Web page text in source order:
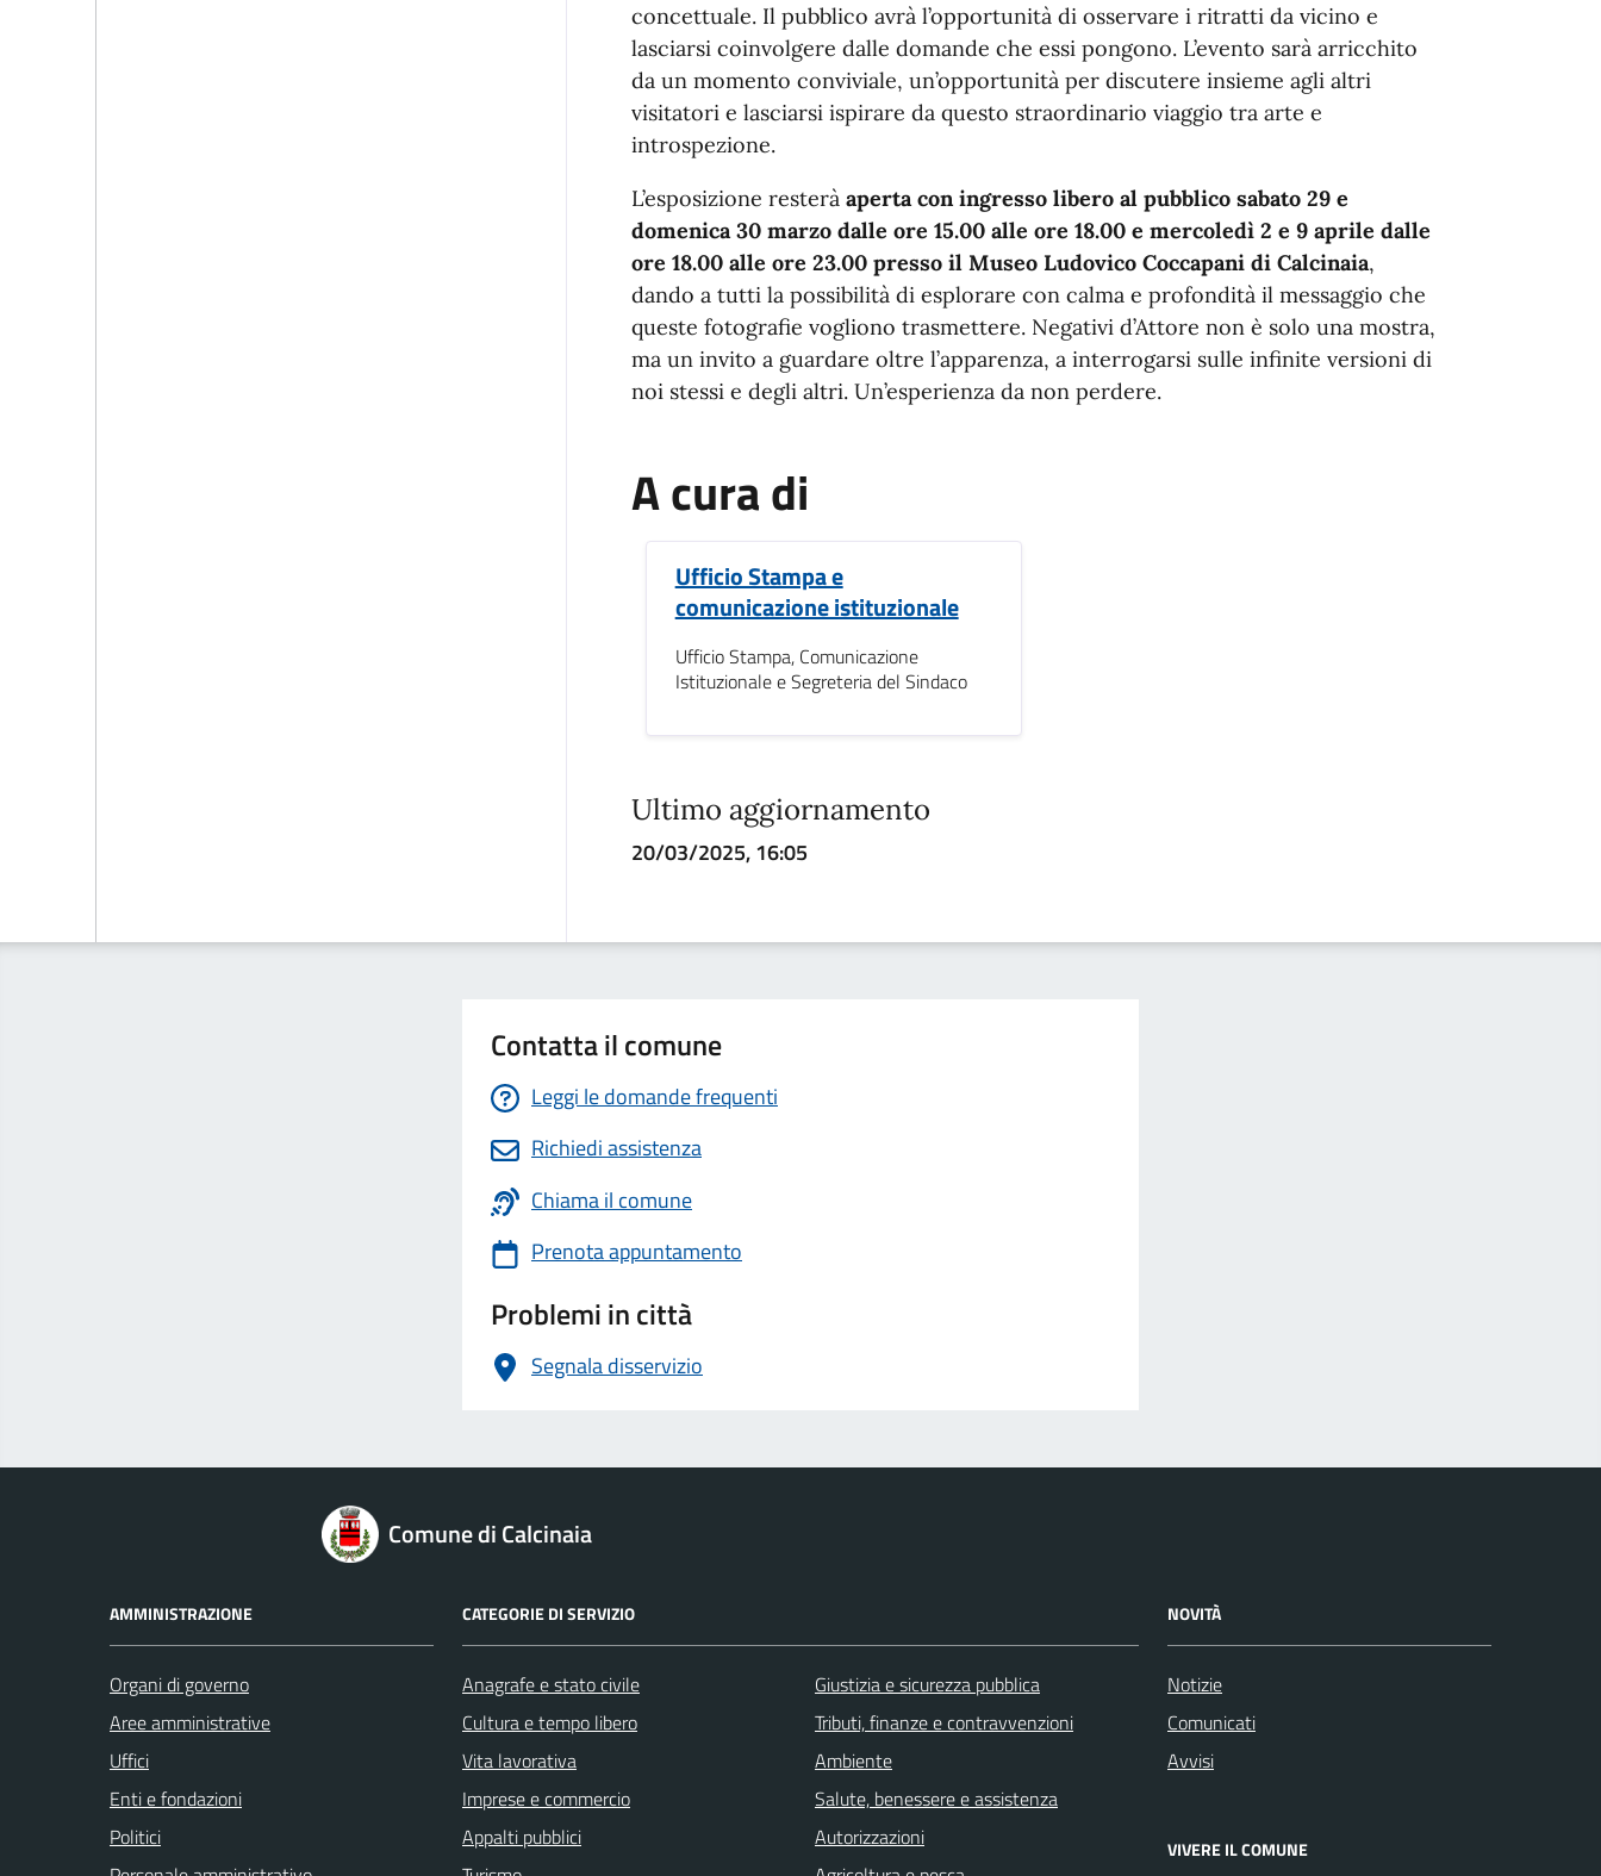
concettuale. Il pubblico avrà l’opportunità di osservare i ritratti da vicino e
lasciarsi coinvolgere dalle domande che essi pongono. L’evento sarà arricchito
da un momento conviviale, un’opportunità per discutere insieme agli altri
visitatori e lasciarsi ispirare da questo straordinario viaggio tra arte e
introspezione.
L’esposizione resteràaperta con ingresso libero al pubblico sabato 29 e
domenica 30 marzo dalle ore 15.00 alle ore 18.00 e mercoledì 2 e 9 aprile dalle
ore 18.00 alle ore 23.00 presso il Museo Ludovico Coccapani di Calcinaia,
dando a tutti la possibilità di esplorare con calma e profondità il messaggio che
queste fotografie vogliono trasmettere. Negativi d’Attore non è solo una mostra,
ma un invito a guardare oltre l’apparenza, a interrogarsi sulle infinite versioni di
noi stessi e degli altri. Un’esperienza da non perdere.
A cura di
Ufficio Stampa e
comunicazione istituzionale
Ufficio Stampa, Comunicazione
Istituzionale e Segreteria del Sindaco
Ultimo aggiornamento
20/03/2025, 16:05
Contatta il comune
Leggi le domande frequenti
Richiedi assistenza
Chiama il comune
Prenota appuntamento
Problemi in città
Segnala disservizio
Comune di Calcinaia
AMMINISTRAZIONE
Organi di governo
Aree amministrative
Uffici
Enti e fondazioni
Politici
CATEGORIE DI SERVIZIO
Anagrafe e stato civile
Cultura e tempo libero
Vita lavorativa
Imprese e commercio
Appalti pubblici
Giustizia e sicurezza pubblica
Tributi, finanze e contravvenzioni
Ambiente
Salute, benessere e assistenza
Autorizzazioni
NOVITÀ
Notizie
Comunicati
Avvisi
VIVERE IL COMUNE